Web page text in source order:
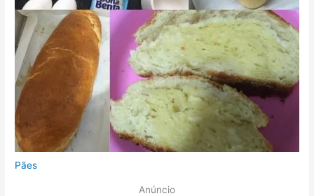
Pães
Anúncio